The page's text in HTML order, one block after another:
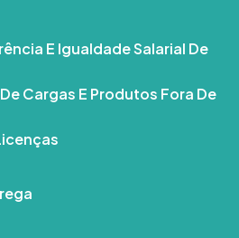
E Igualdade Salarial De
Cargas E Produtos Fora De